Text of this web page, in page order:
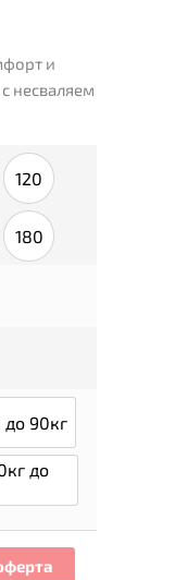
и
несваляем
120120
180180
90кг
подходящ за хора
до
за хора от 90кг